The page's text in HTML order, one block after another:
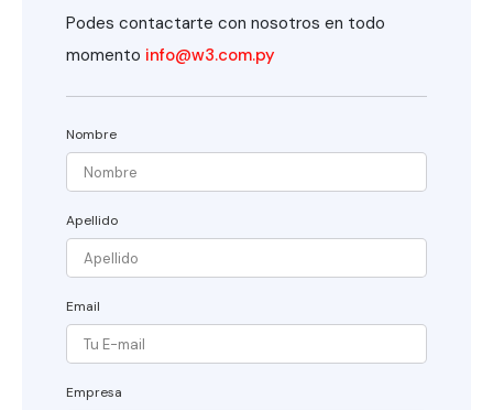
Podes contactarte con nosotros en todo
momento info@w3.com.py
Nombre
Apellido
Email
Empresa